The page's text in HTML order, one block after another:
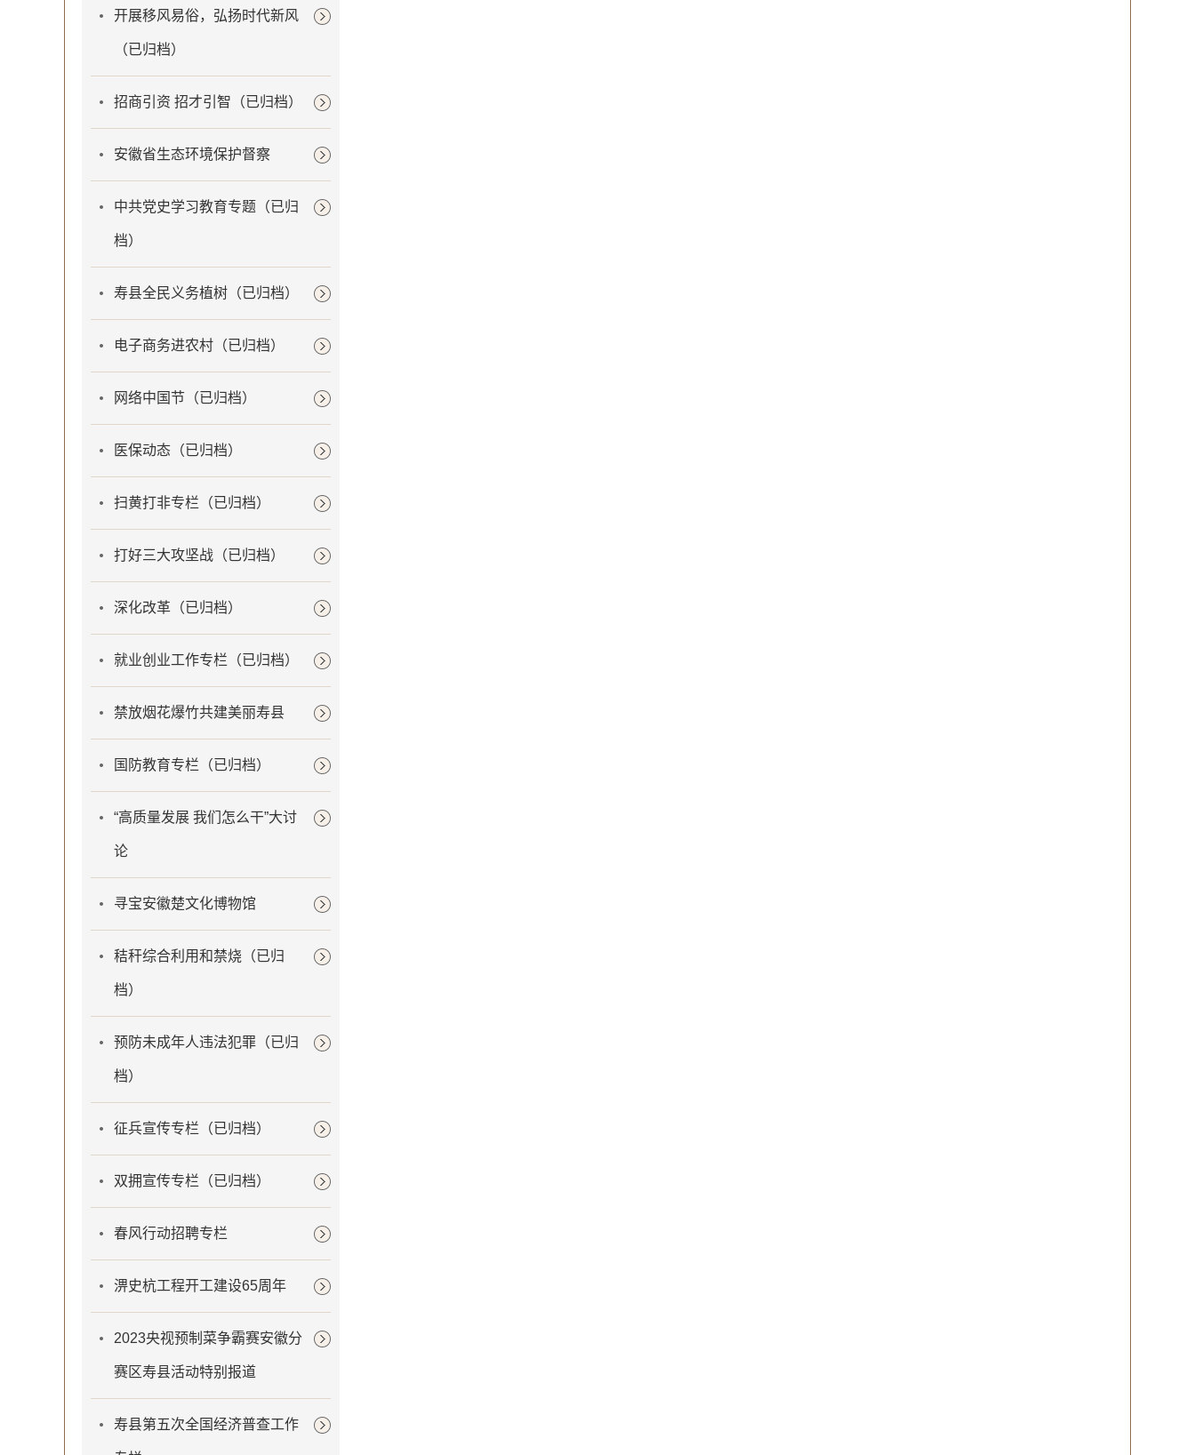
开展移风易俗，弘扬时代新风
（已归档）
招商引资 招才引智（已归档）
安徽省生态环境保护督察
中共党史学习教育专题（已归
档）
寿县全民义务植树（已归档）
电子商务进农村（已归档）
网络中国节（已归档）
医保动态（已归档）
扫黄打非专栏（已归档）
打好三大攻坚战（已归档）
深化改革（已归档）
就业创业工作专栏（已归档）
禁放烟花爆竹共建美丽寿县
国防教育专栏（已归档）
“高质量发展 我们怎么干”大讨
论
寻宝安徽楚文化博物馆
秸秆综合利用和禁烧（已归
档）
预防未成年人违法犯罪（已归
档）
征兵宣传专栏（已归档）
双拥宣传专栏（已归档）
春风行动招聘专栏
淠史杭工程开工建设65周年
2023央视预制菜争霸赛安徽分
赛区寿县活动特别报道
寿县第五次全国经济普查工作